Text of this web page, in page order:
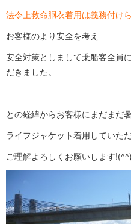
法令上救命胴衣着用は義務付け
お客様のより安全を考え
安全対策としまして乗船客全員
だきました。
との経緯からお客様にまだまだ
ライフジャケット着用していた
ご理解よろしくお願いします